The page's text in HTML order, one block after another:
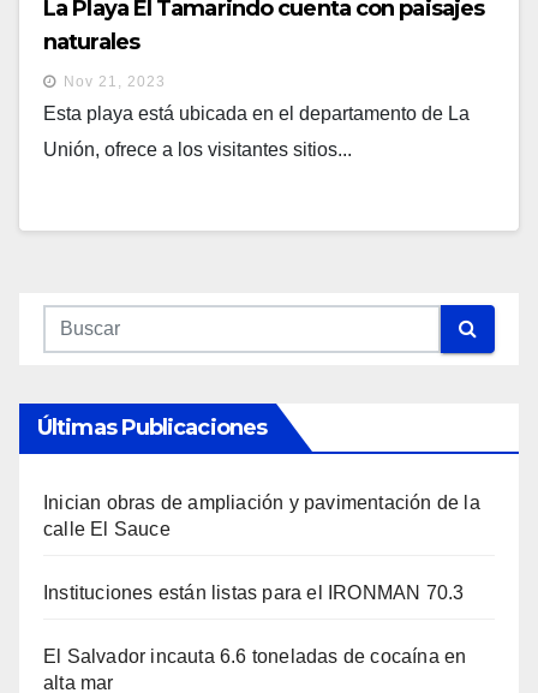
La Playa El Tamarindo cuenta con paisajes
naturales
Nov 21, 2023
Esta playa está ubicada en el departamento de La
Unión, ofrece a los visitantes sitios...
Últimas Publicaciones
Inician obras de ampliación y pavimentación de la
calle El Sauce
Instituciones están listas para el IRONMAN 70.3
El Salvador incauta 6.6 toneladas de cocaína en
alta mar